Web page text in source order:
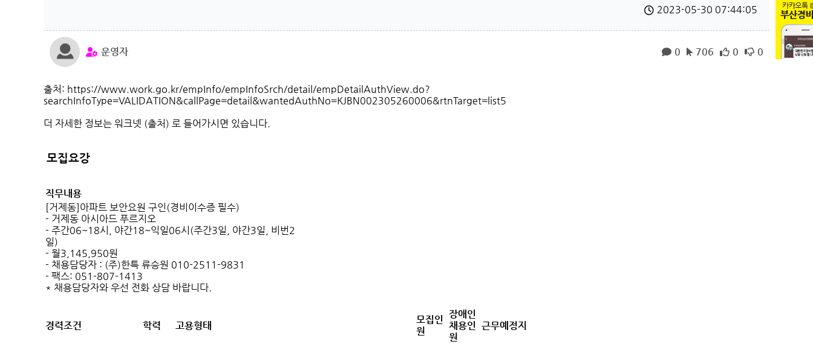
2023-05-30 07:44:05
운영자 0 706 0 0
출처: https://www.work.go.kr/empInfo/empInfoSrch/detail/empDetailAuthView.do?
searchInfoType=VALIDATION&callPage=detail&wantedAuthNo=KJBN002305260006&rtnTarget=list5
더 자세한 정보는 워크넷 (출처) 로 들어가시면 있습니다.
모집요강
직무내용
[거제동]아파트 보안요원 구인(경비이수증 필수)
- 거제동 아시아드 푸르지오
- 주간06~18시, 야간18~익일06시(주간3일, 야간3일, 비번2
일)
- 월3,145,950원
- 채용담당자 : (주)한특 류승원 010-2511-9831
- 팩스: 051-807-1413
* 채용담당자와 우선 전화 상담 바랍니다.
경력조건 학력 고용형태
모집인
원
장애인
채용인
원
근무예정지